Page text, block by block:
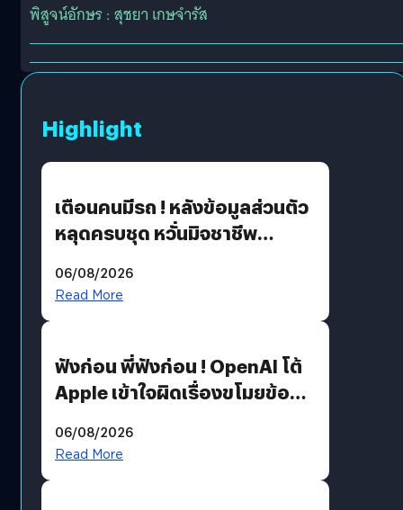
พิสูจน์อักษร : สุชยา เกษจำรัส
Highlight
เตือนคนมีรถ ! หลังข้อมูลส่วนตัว
หลุดครบชุด หวั่นมิจชาชีพ
รหัสผ่านหลุด ไม่ใช่แฮ็กเกอร์
06/08/2026
Read More
ฟังก่อน พี่ฟังก่อน ! OpenAI โต้
Apple เข้าใจผิดเรื่องขโมยข้อมูล
06/08/2026
Read More